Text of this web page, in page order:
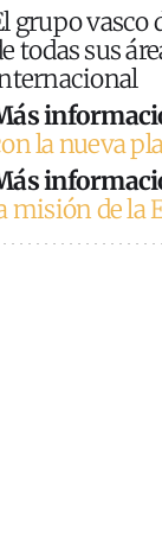
grupo vasco
todas sus
la nueva
misión de la